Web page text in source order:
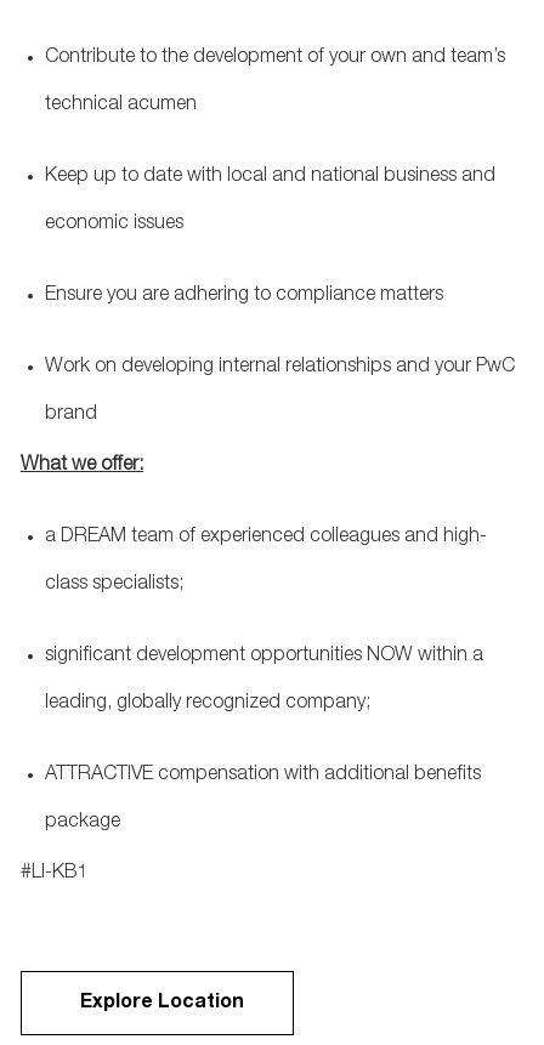
Contribute to the development of your own and team’s
technical acumen
Keep up to date with local and national business and
economic issues
Ensure you are adhering to compliance matters
Work on developing internal relationships and your PwC
brand
What we offer:
a DREAM team of experienced colleagues and high-
class specialists;
significant development opportunities NOW within a
leading, globally recognized company;
ATTRACTIVE compensation with additional benefits
package
#LI-KB1
Explore Location